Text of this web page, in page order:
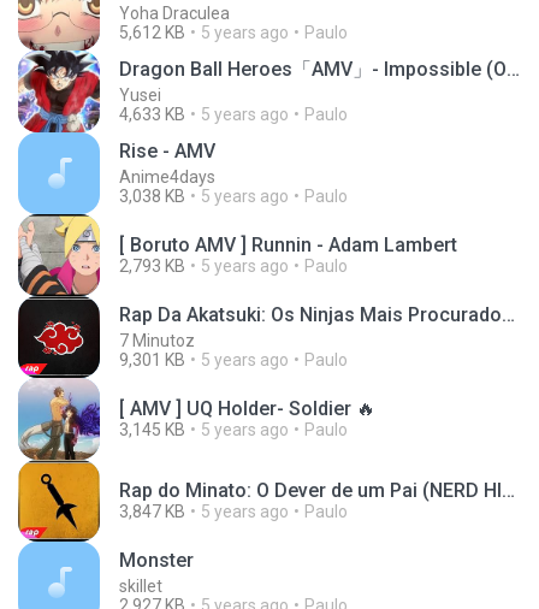
Yoha Draculea
5,612 KB
5 years ago Paulo
Dragon Ball Heroes「AMV」- Impossible (Official Vide
Yusei
4,633 KB
5 years ago Paulo
Rise - AMV
Anime4days
3,038 KB
5 years ago Paulo
[ Boruto AMV ] Runnin - Adam Lambert
2,793 KB 5 years ago Paulo
Rap Da Akatsuki: Os Ninjas Mais Procurados Do Mundo (Nerd Hits)
7 Minutoz
9,301 KB
5 years ago Paulo
[ AMV ] UQ Holder- Soldier 🔥
3,145 KB 5 years ago Paulo
Rap do Minato: O Dever de um Pai (NERD HITS)
3,847 KB 5 years ago Paulo
Monster
skillet